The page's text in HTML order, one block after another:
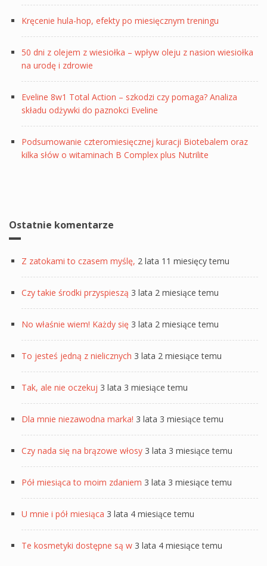
Kręcenie hula-hop, efekty po miesięcznym treningu
50 dni z olejem z wiesiołka – wpływ oleju z nasion wiesiołka
na urodę i zdrowie
Eveline 8w1 Total Action – szkodzi czy pomaga? Analiza
składu odżywki do paznokci Eveline
Podsumowanie czteromiesięcznej kuracji Biotebalem oraz
kilka słów o witaminach B Complex plus Nutrilite
Ostatnie komentarze
Z zatokami to czasem myślę, 2 lata 11 miesięcy temu
Czy takie środki przyspieszą 3 lata 2 miesiące temu
No właśnie wiem! Każdy się 3 lata 2 miesiące temu
To jesteś jedną z nielicznych 3 lata 2 miesiące temu
Tak, ale nie oczekuj 3 lata 3 miesiące temu
Dla mnie niezawodna marka! 3 lata 3 miesiące temu
Czy nada się na brązowe włosy 3 lata 3 miesiące temu
Pół miesiąca to moim zdaniem 3 lata 3 miesiące temu
U mnie i pół miesiąca 3 lata 4 miesiące temu
Te kosmetyki dostępne są w 3 lata 4 miesiące temu